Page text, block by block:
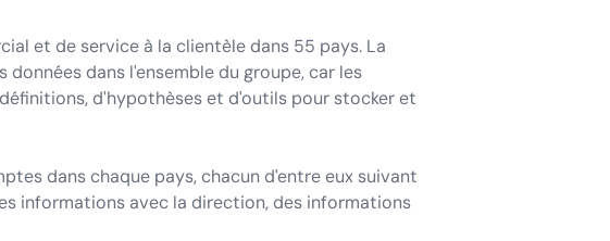
et de service à la clientèle dans 55 pays. La
dans l'ensemble du groupe, car les
d'hypothèses et d'outils pour stocker et
dans chaque pays, chacun d'entre eux suivant
informations avec la direction, des informations